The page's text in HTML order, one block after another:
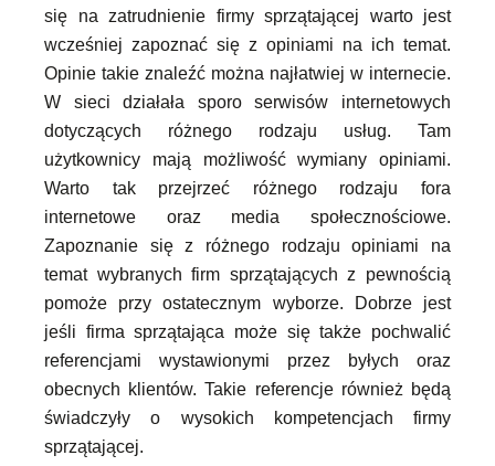
się na zatrudnienie firmy sprzątającej warto jest
wcześniej zapoznać się z opiniami na ich temat.
Opinie takie znaleźć można najłatwiej w internecie.
W sieci działała sporo serwisów internetowych
dotyczących różnego rodzaju usług. Tam
użytkownicy mają możliwość wymiany opiniami.
Warto tak przejrzeć różnego rodzaju fora
internetowe oraz media społecznościowe.
Zapoznanie się z różnego rodzaju opiniami na
temat wybranych firm sprzątających z pewnością
pomoże przy ostatecznym wyborze. Dobrze jest
jeśli firma sprzątająca może się także pochwalić
referencjami wystawionymi przez byłych oraz
obecnych klientów. Takie referencje również będą
świadczyły o wysokich kompetencjach firmy
sprzątającej.